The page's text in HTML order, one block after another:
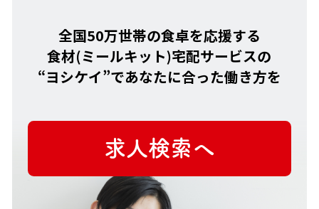
全国50万世帯の食卓を応援する
食材(ミールキット)宅配サービスの
“ヨシケイ”であなたに合った働き方を
求人検索へ